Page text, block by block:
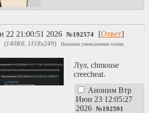
21:00:51 2026 №192574 [Ответ]
(140Кб, 1118x249)
Показана уменьшенная копия,
Лул, chmouse
creecheat.
Аноним Втр
Июн 23 12:05:27
2026 №192591